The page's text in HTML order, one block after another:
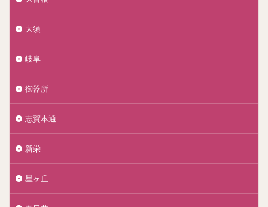
大須
岐阜
御器所
志賀本通
新栄
星ヶ丘